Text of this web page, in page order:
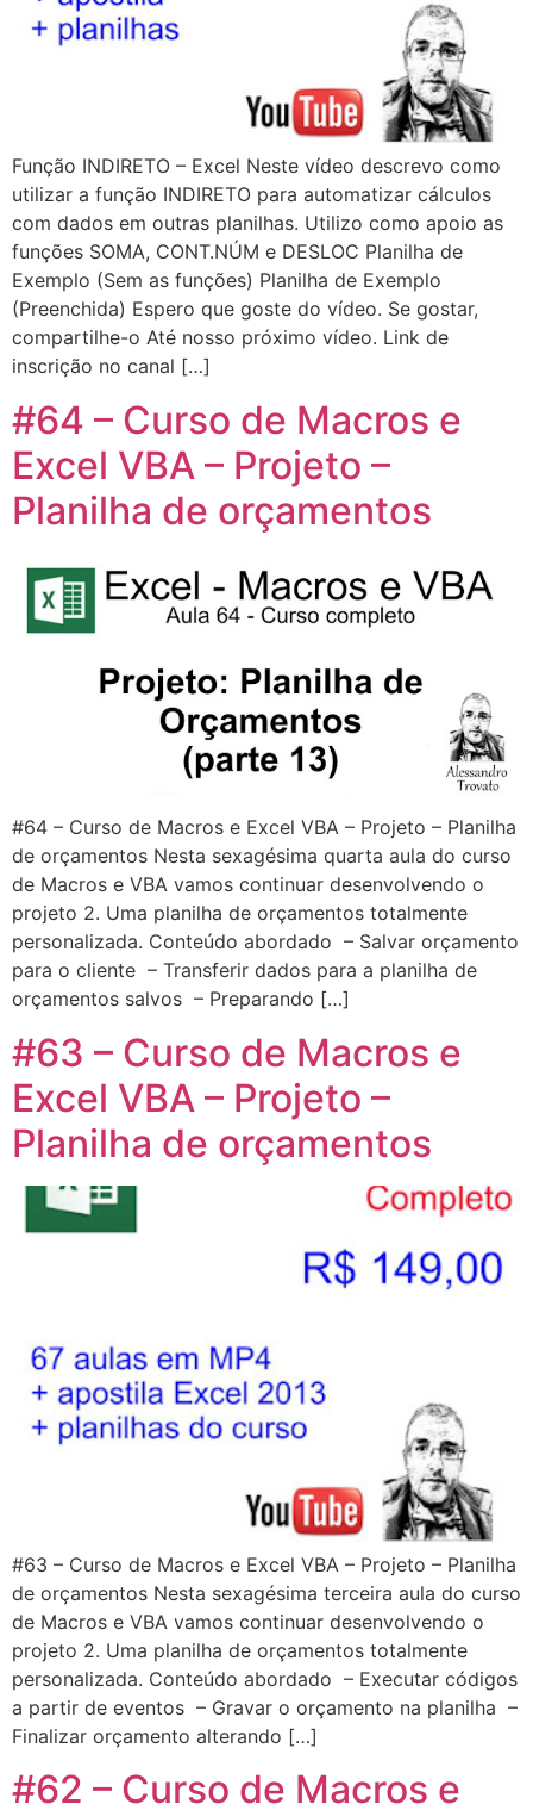
Função INDIRETO – Excel Neste vídeo descrevo como
utilizar a função INDIRETO para automatizar cálculos
com dados em outras planilhas. Utilizo como apoio as
funções SOMA, CONT.NÚM e DESLOC Planilha de
Exemplo (Sem as funções) Planilha de Exemplo
(Preenchida) Espero que goste do vídeo. Se gostar,
compartilhe-o Até nosso próximo vídeo. Link de
inscrição no canal […]
#64 – Curso de Macros e
Excel VBA – Projeto –
Planilha de orçamentos
#64 – Curso de Macros e Excel VBA – Projeto – Planilha
de orçamentos Nesta sexagésima quarta aula do curso
de Macros e VBA vamos continuar desenvolvendo o
projeto 2. Uma planilha de orçamentos totalmente
personalizada. Conteúdo abordado – Salvar orçamento
para o cliente – Transferir dados para a planilha de
orçamentos salvos – Preparando […]
#63 – Curso de Macros e
Excel VBA – Projeto –
Planilha de orçamentos
#63 – Curso de Macros e Excel VBA – Projeto – Planilha
de orçamentos Nesta sexagésima terceira aula do curso
de Macros e VBA vamos continuar desenvolvendo o
projeto 2. Uma planilha de orçamentos totalmente
personalizada. Conteúdo abordado – Executar códigos
a partir de eventos – Gravar o orçamento na planilha –
Finalizar orçamento alterando […]
#62 – Curso de Macros e